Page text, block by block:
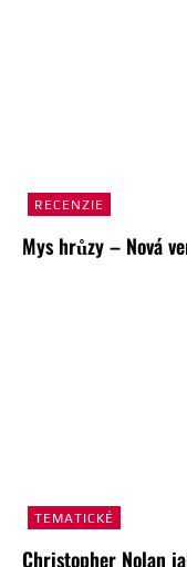
RECENZIE
Mys hrůzy – Nová
TEMATICKÉ
Christopher Nolan